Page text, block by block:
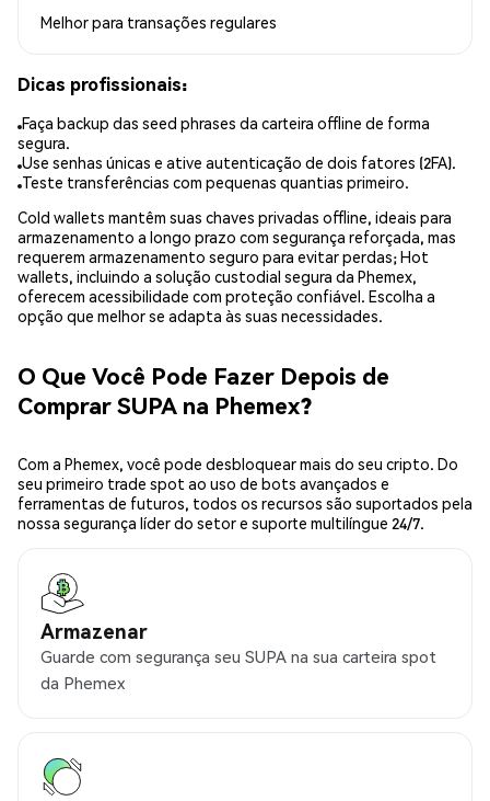
Melhor para transações regulares
Dicas profissionais:
Faça backup das seed phrases da carteira offline de forma
segura.
Use senhas únicas e ative autenticação de dois fatores (2FA).
Teste transferências com pequenas quantias primeiro.
Cold wallets mantêm suas chaves privadas offline, ideais para
armazenamento a longo prazo com segurança reforçada, mas
requerem armazenamento seguro para evitar perdas; Hot
wallets, incluindo a solução custodial segura da Phemex,
oferecem acessibilidade com proteção confiável. Escolha a
opção que melhor se adapta às suas necessidades.
O Que Você Pode Fazer Depois de
Comprar SUPA na Phemex?
Com a Phemex, você pode desbloquear mais do seu cripto. Do
seu primeiro trade spot ao uso de bots avançados e
ferramentas de futuros, todos os recursos são suportados pela
nossa segurança líder do setor e suporte multilíngue 24/7.
Armazenar
Guarde com segurança seu SUPA na sua carteira spot
da Phemex